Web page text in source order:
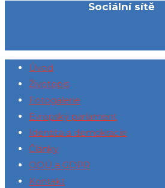
Sociální sítě
Úvod
Životopis
Fotogalerie
Evropský parlament
Identita a demokracie
Články
OOÚ a GDPR
Kontakt